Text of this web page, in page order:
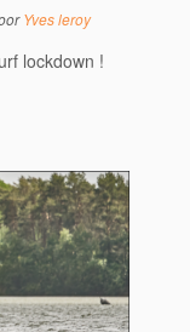
Yves leroy
lockdown !